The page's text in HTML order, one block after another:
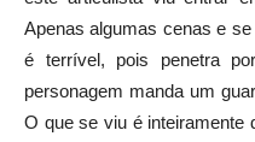
Apenas algumas cenas e
é terrível, pois penetra
personagem manda um
O que se viu é inteiramente